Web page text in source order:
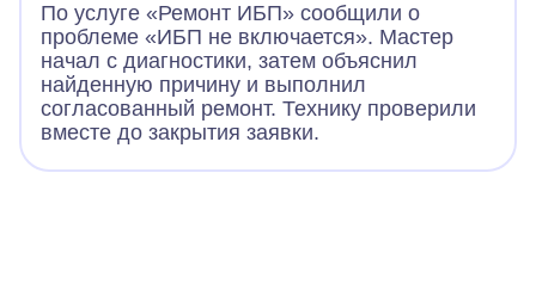
По услуге «Ремонт ИБП» сообщили о
проблеме «ИБП не включается». Мастер
начал с диагностики, затем объяснил
найденную причину и выполнил
согласованный ремонт. Технику проверили
вместе до закрытия заявки.